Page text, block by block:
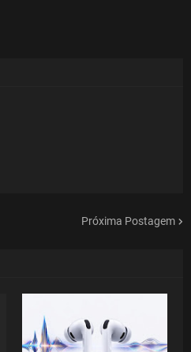
Próxima Postagem